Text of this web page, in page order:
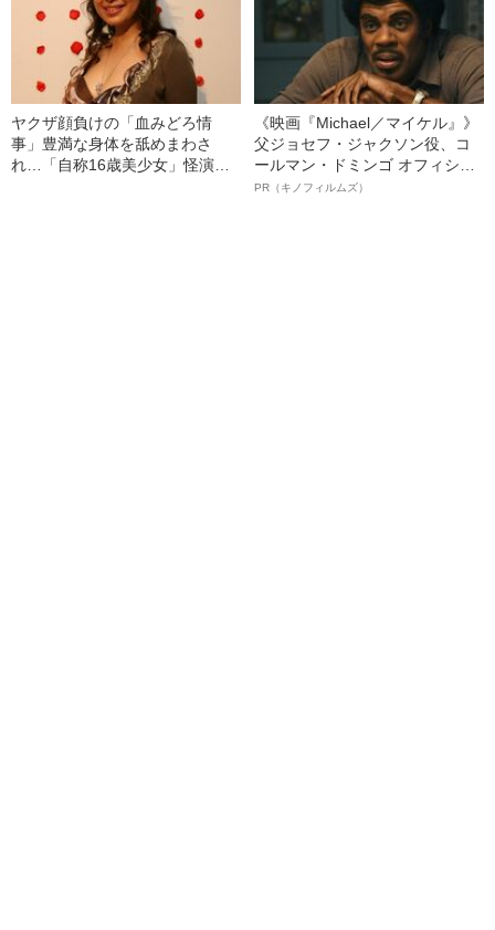
ヤクザ顔負けの「血みどろ情
事」豊満な身体を舐めまわさ
れ…「自称16歳美少女」怪演
《映画『Michael／マイケル』》
父ジョセフ・ジャクソン役、コ
ールマン・ドミンゴ オフィシャ
ルインタビュー“観客を魅了した
PR（キノフィルムズ）